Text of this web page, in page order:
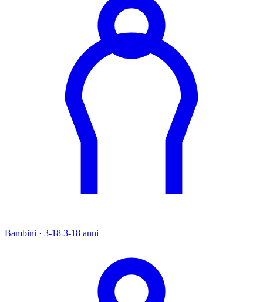
Bambini · 3-18 3-18 anni